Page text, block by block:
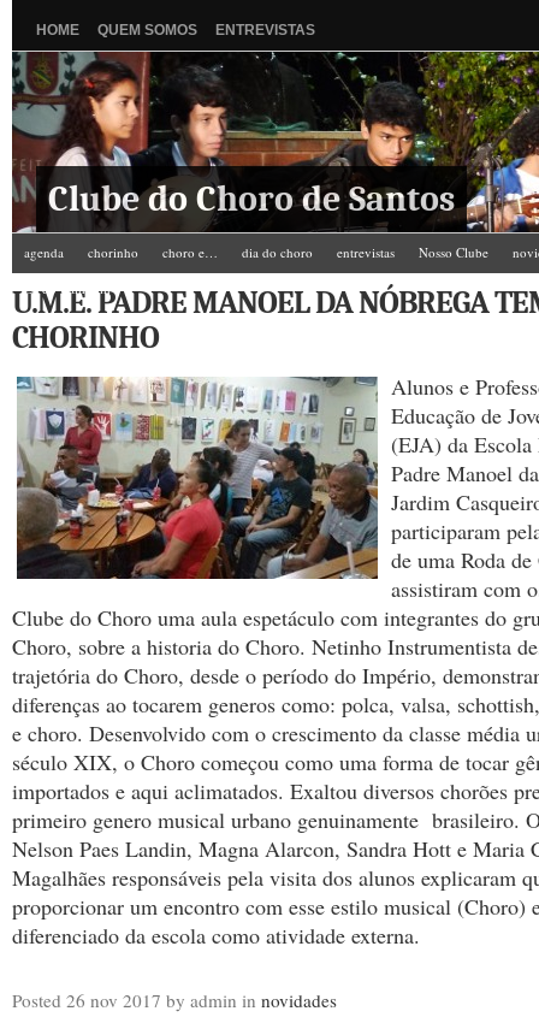
HOME QUEM SOMOS ENTREVISTAS
Clube do Choro de Santos
agenda chorinho choro e… dia do choro entrevistas Nosso Clube
Zé do Camarim
U.M.E. PADRE MANOEL DA NÓBREGA
CHORINHO
Alunos e
Educação de
(EJA) da
Padre Manoel
Jardim
participaram
de uma Roda
assistiram com
Clube do Choro uma aula espetáculo com integrantes do
Choro, sobre a historia do Choro. Netinho Instrumentista
trajetória do Choro, desde o período do Império,
diferenças ao tocarem generos como: polca, valsa,
e choro. Desenvolvido com o crescimento da classe média
século XIX, o Choro começou como uma forma de tocar
importados e aqui aclimatados. Exaltou diversos chorões
primeiro genero musical urbano genuinamente brasileiro.
Nelson Paes Landin, Magna Alarcon, Sandra Hott e Maria
Magalhães responsáveis pela visita dos alunos explicaram
proporcionar um encontro com esse estilo musical (Choro)
diferenciado da escola como atividade externa.
Posted 26 nov 2017 by admin in novidades